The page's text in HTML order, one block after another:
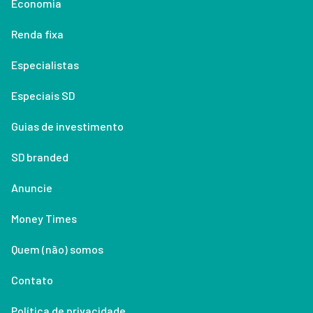
Economia
Renda fixa
Especialistas
Especiais SD
Guias de investimento
SD branded
Anuncie
Money Times
Quem (não) somos
Contato